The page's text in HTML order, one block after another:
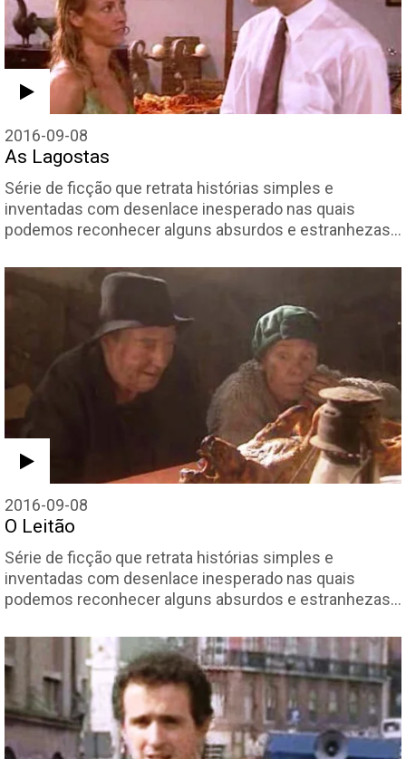
2016-09-08
As Lagostas
Série de ficção que retrata histórias simples e
inventadas com desenlace inesperado nas quais
podemos reconhecer alguns absurdos e estranhezas…
2016-09-08
O Leitão
Série de ficção que retrata histórias simples e
inventadas com desenlace inesperado nas quais
podemos reconhecer alguns absurdos e estranhezas…